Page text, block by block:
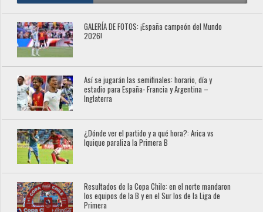
GALERÍA DE FOTOS: ¡España campeón del Mundo
2026!
Así se jugarán las semifinales: horario, día y
estadio para España- Francia y Argentina –
Inglaterra
¿Dónde ver el partido y a qué hora?: Arica vs
Iquique paraliza la Primera B
Resultados de la Copa Chile: en el norte mandaron
los equipos de la B y en el Sur los de la Liga de
Primera